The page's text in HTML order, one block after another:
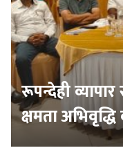
रूपन्देही
क्षमता अभिवृद्धि